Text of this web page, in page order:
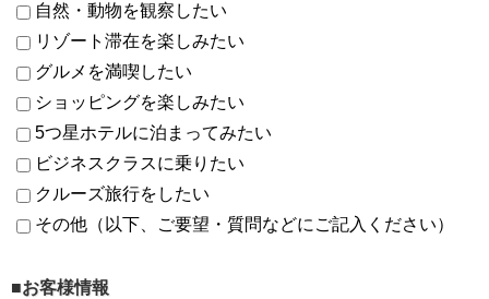
自然・動物を観察したい
リゾート滞在を楽しみたい
グルメを満喫したい
ショッピングを楽しみたい
5つ星ホテルに泊まってみたい
ビジネスクラスに乗りたい
クルーズ旅行をしたい
その他（以下、ご要望・質問などにご記入ください）
■お客様情報